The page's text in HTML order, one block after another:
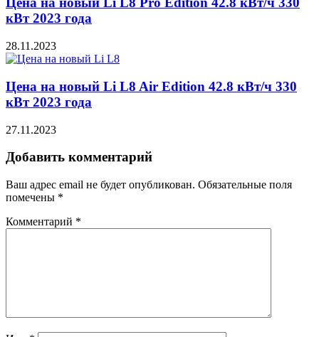
кВт 2023 года
28.11.2023
Цена на новый Li L8 Air Edition 42.8 кВт/ч 330
кВт 2023 года
27.11.2023
Добавить комментарий
Ваш адрес email не будет опубликован. Обязательные поля
помечены *
Комментарий *